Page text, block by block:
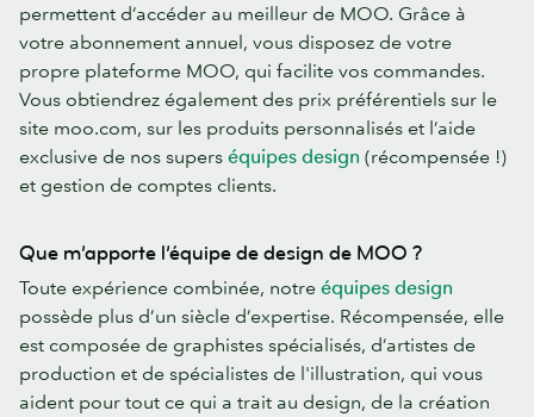
permettent d’accéder au meilleur de MOO. Grâce à
votre abonnement annuel, vous disposez de votre
propre plateforme MOO, qui facilite vos commandes.
Vous obtiendrez également des prix préférentiels sur le
site moo.com, sur les produits personnalisés et l’aide
exclusive de nos supers équipes design (récompensée !)
et gestion de comptes clients.
Que m’apporte l’équipe de design de MOO ?
Toute expérience combinée, notre équipes design
possède plus d’un siècle d’expertise. Récompensée, elle
est composée de graphistes spécialisés, d’artistes de
production et de spécialistes de l'illustration, qui vous
aident pour tout ce qui a trait au design, de la création